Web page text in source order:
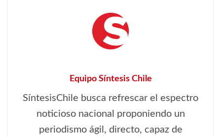
Equipo Síntesis Chile
SíntesisChile busca refrescar el espectro
noticioso nacional proponiendo un
periodismo ágil, directo, capaz de